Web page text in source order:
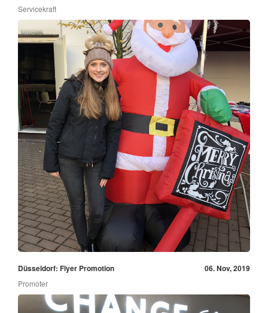
Servicekraft
Düsseldorf: Flyer Promotion 06. Nov, 2019
Promoter